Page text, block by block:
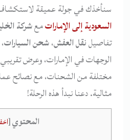
سنأخذك في جولة عميقة
السعودية إلى الإماراتمعشركة
تفاصيلنقل العفش،شحن السيارات،
الوجهات في الإمارات، وعرض
مختلفة من الشحنات، مع نصائح
مثالية. دعنا نبدأ هذه الرحلة!
المحتوي[